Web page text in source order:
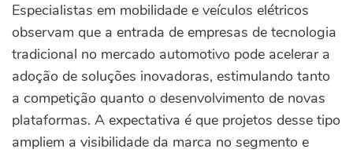
Especialistas em mobilidade e veículos elétricos
observam que a entrada de empresas de tecnologia
tradicional no mercado automotivo pode acelerar a
adoção de soluções inovadoras, estimulando tanto
a competição quanto o desenvolvimento de novas
plataformas. A expectativa é que projetos desse tipo
ampliem a visibilidade da marca no segmento e